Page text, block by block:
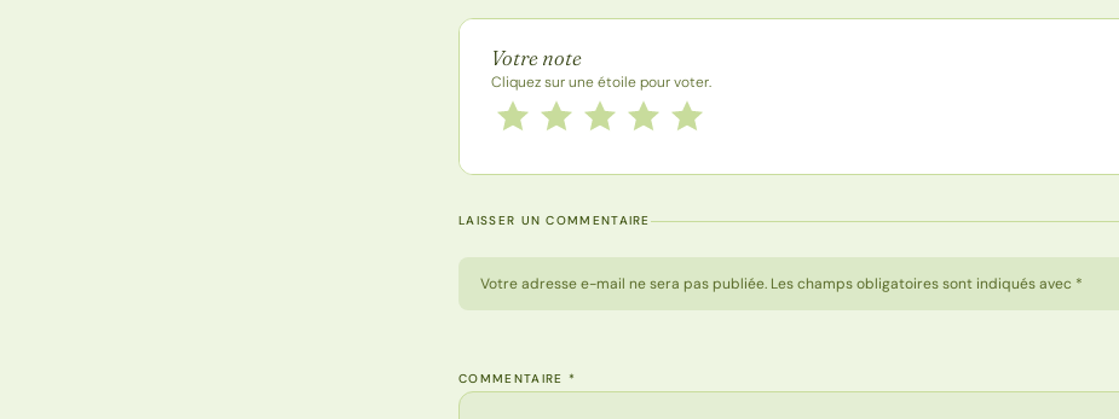
Note de la recette
Votre note
Cliquez sur une étoile pour voter.
Notez cette recette de 1 à 5 étoiles
5 étoiles
4 étoiles
3 étoiles
2 étoiles
1 étoile
LAISSER UN COMMENTAIRE
Votre adresse e-mail ne sera pas publiée. Les champs obligatoires sont indiqués avec *
COMMENTAIRE *